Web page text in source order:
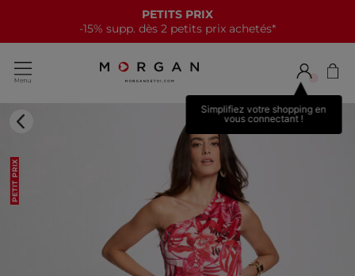
PETITS PRIX
-15% supp. dès 2 petits prix achetés*
Simplifiez votre shopping en
vous connectant !
PETIT PRIX